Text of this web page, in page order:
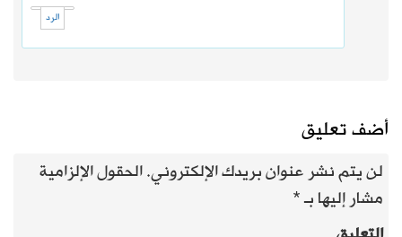
الرد
أضف تعليق
لن يتم نشر عنوان بريدك الإلكتروني.الحقول الإلزامية
مشار إليها بـ*